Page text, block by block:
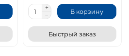
В корзину
Быстрый заказ